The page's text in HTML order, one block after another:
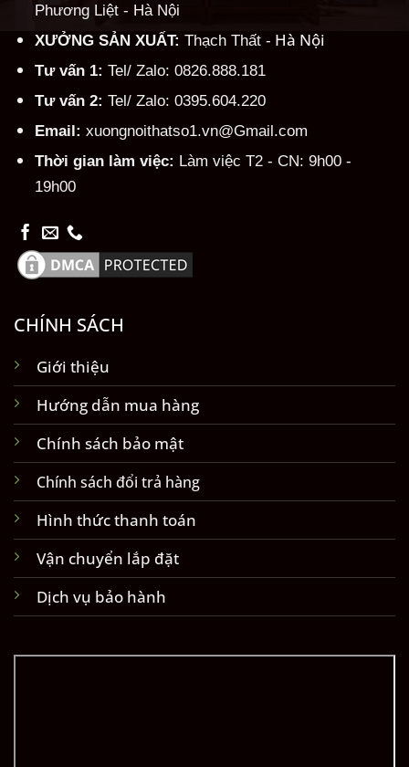
Phương Liệt - Hà Nội
XƯỞNG SẢN XUẤT: Thạch Thất - Hà Nội
Tư vấn 1: Tel/ Zalo: 0826.888.181
Tư vấn 2: Tel/ Zalo: 0395.604.220
Email: xuongnoithatso1.vn@Gmail.com
Thời gian làm việc: Làm việc T2 - CN: 9h00 -
19h00
CHÍNH SÁCH
Giới thiệu
Hướng dẫn mua hàng
Chính sách bảo mật
Chính sách đổi trả hàng
Hình thức thanh toán
Vận chuyển lắp đặt
Dịch vụ bảo hành